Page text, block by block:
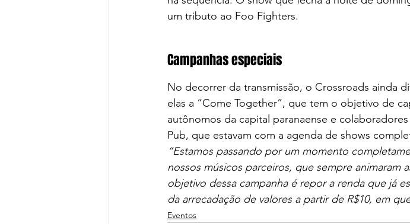
um tributo ao Foo Fighters.
Campanhas especiais
No decorrer da transmissão, o Crossroads ainda
elas a “Come Together”, que tem o objetivo de
autônomos da capital paranaense e
Pub, que estavam com a agenda de shows
“Estamos passando por um momento
nossos músicos parceiros, que sempre animaram
objetivo dessa campanha é repor a renda que já
da arrecadação de valores a partir de R$10, em
Eventos